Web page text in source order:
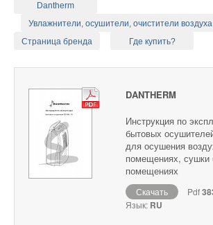
Dantherm
Увлажнители, осушители, очистители воздуха
Страница бренда
Где купить?
DANTHERM
Инструкция по
бытовых
для осушения
помещениях, сушки
помещениях
Скачать Pdf
Язык: RU